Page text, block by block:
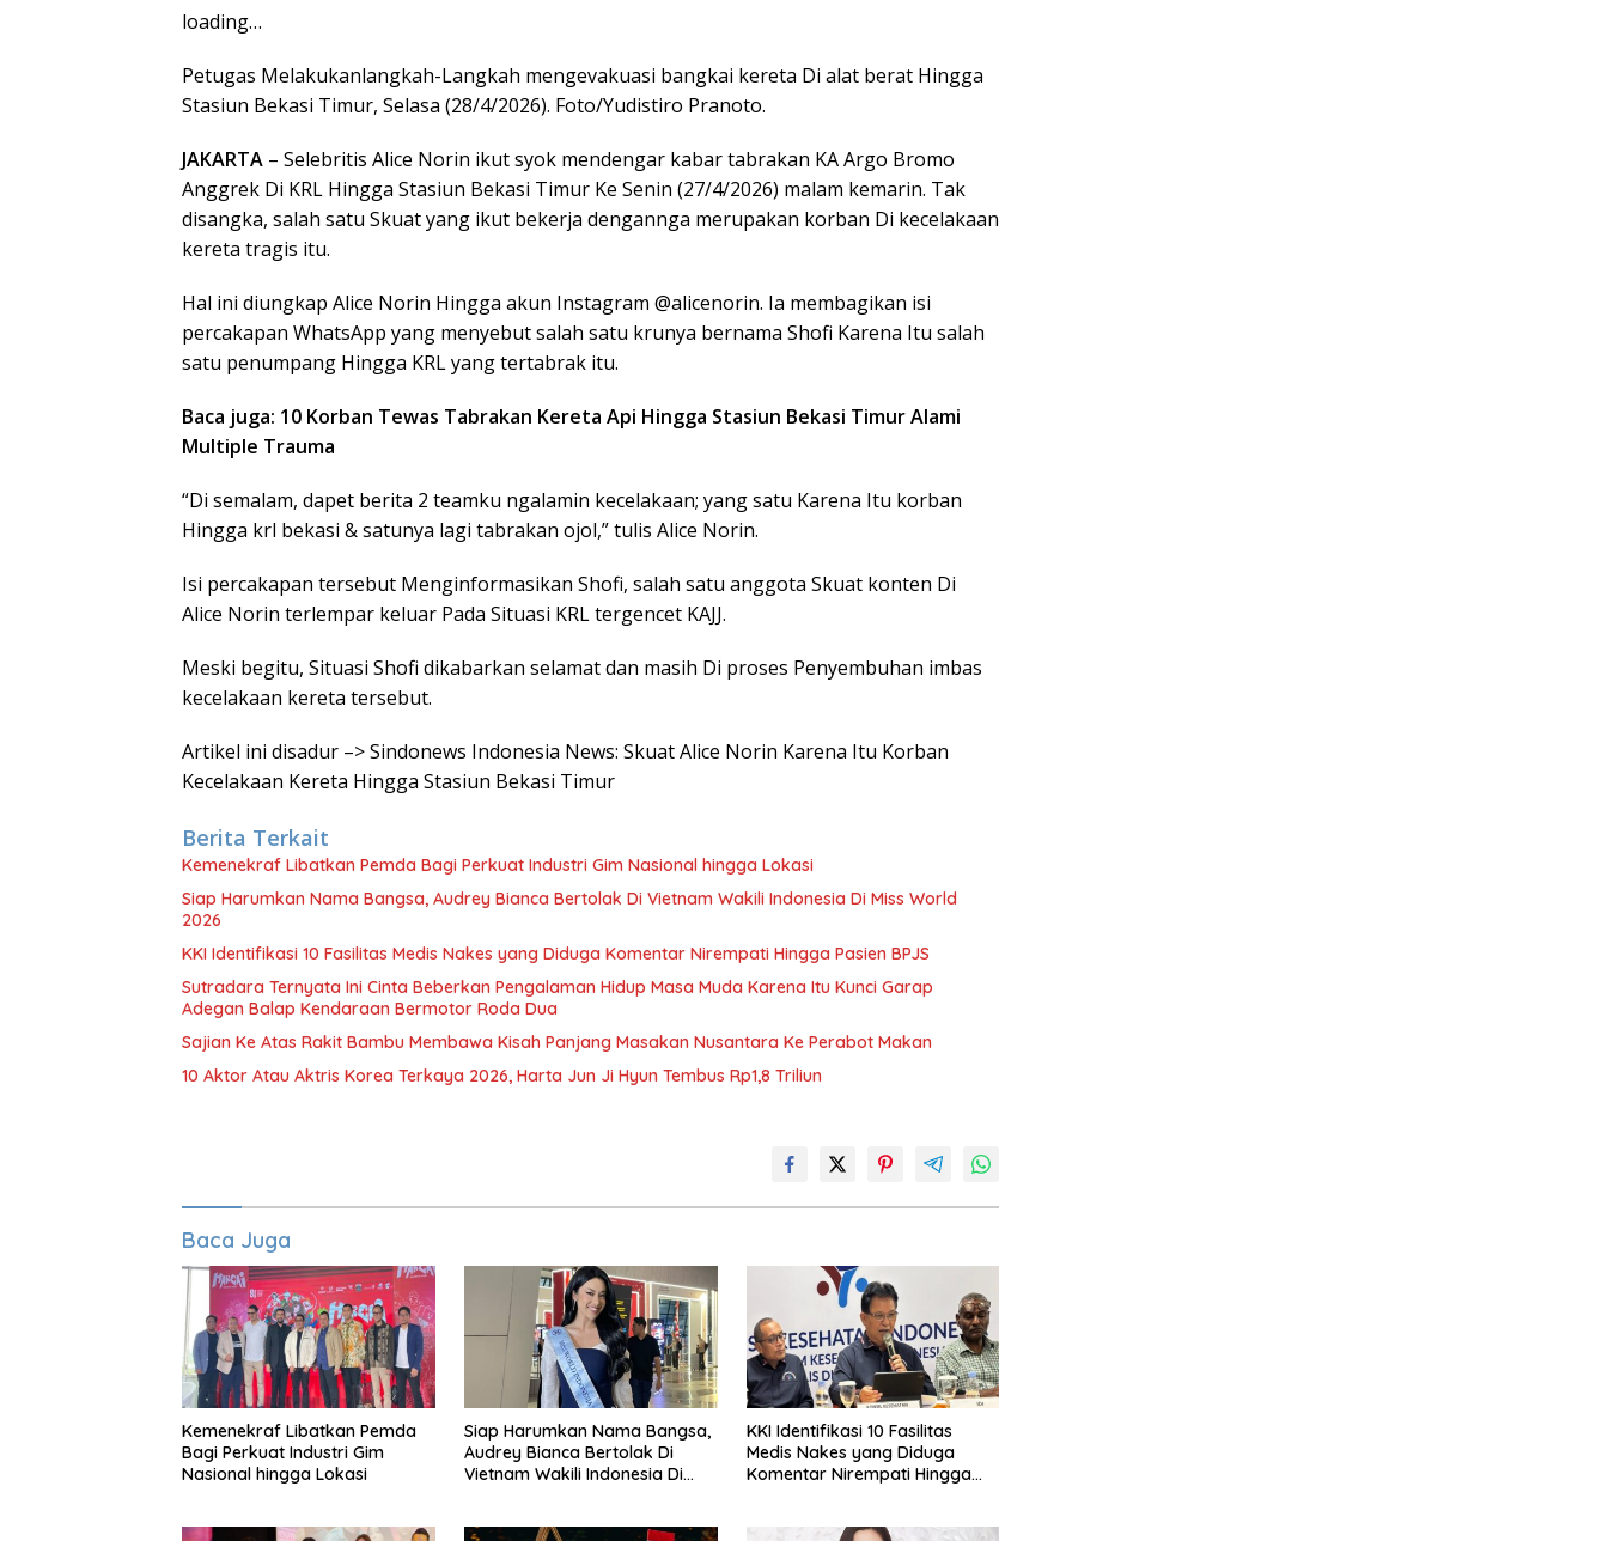
loading…
Petugas Melakukanlangkah-Langkah mengevakuasi bangkai kereta Di alat berat Hingga
Stasiun Bekasi Timur, Selasa (28/4/2026). Foto/Yudistiro Pranoto.
JAKARTA – Selebritis Alice Norin ikut syok mendengar kabar tabrakan KA Argo Bromo
Anggrek Di KRL Hingga Stasiun Bekasi Timur Ke Senin (27/4/2026) malam kemarin. Tak
disangka, salah satu Skuat yang ikut bekerja dengannga merupakan korban Di kecelakaan
kereta tragis itu.
Hal ini diungkap Alice Norin Hingga akun Instagram @alicenorin. Ia membagikan isi
percakapan WhatsApp yang menyebut salah satu krunya bernama Shofi Karena Itu salah
satu penumpang Hingga KRL yang tertabrak itu.
Baca juga: 10 Korban Tewas Tabrakan Kereta Api Hingga Stasiun Bekasi Timur Alami
Multiple Trauma
“Di semalam, dapet berita 2 teamku ngalamin kecelakaan; yang satu Karena Itu korban
Hingga krl bekasi & satunya lagi tabrakan ojol,” tulis Alice Norin.
Isi percakapan tersebut Menginformasikan Shofi, salah satu anggota Skuat konten Di
Alice Norin terlempar keluar Pada Situasi KRL tergencet KAJJ.
Meski begitu, Situasi Shofi dikabarkan selamat dan masih Di proses Penyembuhan imbas
kecelakaan kereta tersebut.
Artikel ini disadur –> Sindonews Indonesia News: Skuat Alice Norin Karena Itu Korban
Kecelakaan Kereta Hingga Stasiun Bekasi Timur
Berita Terkait
Kemenekraf Libatkan Pemda Bagi Perkuat Industri Gim Nasional hingga Lokasi
Siap Harumkan Nama Bangsa, Audrey Bianca Bertolak Di Vietnam Wakili Indonesia Di Miss World
2026
KKI Identifikasi 10 Fasilitas Medis Nakes yang Diduga Komentar Nirempati Hingga Pasien BPJS
Sutradara Ternyata Ini Cinta Beberkan Pengalaman Hidup Masa Muda Karena Itu Kunci Garap
Adegan Balap Kendaraan Bermotor Roda Dua
Sajian Ke Atas Rakit Bambu Membawa Kisah Panjang Masakan Nusantara Ke Perabot Makan
10 Aktor Atau Aktris Korea Terkaya 2026, Harta Jun Ji Hyun Tembus Rp1,8 Triliun
Baca Juga
Kemenekraf Libatkan Pemda
Bagi Perkuat Industri Gim
Nasional hingga Lokasi
Siap Harumkan Nama Bangsa,
Audrey Bianca Bertolak Di
Vietnam Wakili Indonesia Di
KKI Identifikasi 10 Fasilitas
Medis Nakes yang Diduga
Komentar Nirempati Hingga